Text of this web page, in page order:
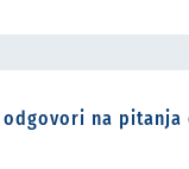
na pitanja